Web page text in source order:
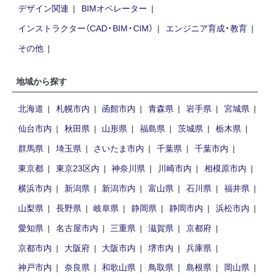
デザイン関連
BIMオペレーター
インストラクター（CAD・BIM・CIM）
エンジニア育成・教育
その他
地域から探す
北海道 札幌市内 函館市内 青森県 岩手県
宮城県
仙台市内
秋田県 山形県 福島県 茨城県
栃木県
群馬県
埼玉県 さいたま市内 千葉県
千葉市内
東京都
東京23区内 神奈川県 川崎市内
相模原市内
横浜市内
新潟県 新潟市内 富山県 石川県
福井県
山梨県
長野県 岐阜県 静岡県 静岡市内
浜松市内
愛知県
名古屋市内 三重県 滋賀県
京都府
京都市内
大阪府 大阪市内 堺市内
兵庫県
神戸市内
奈良県 和歌山県 鳥取県 島根県
岡山県